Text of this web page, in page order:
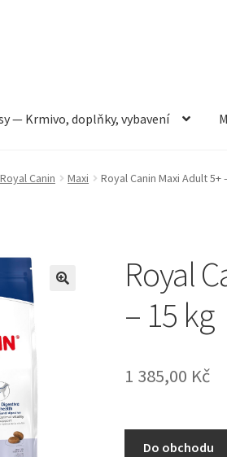
— Krmivo, doplňky, vybavení
— Klece, krmivo, vybavení Můj účet
Royal Canin Maxi Royal Canin Maxi Adult 5+
Royal
– 15 kg
1 385,00 Kč
Do obchodu